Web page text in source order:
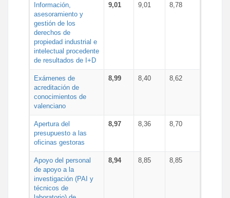
Información,
asesoramiento y
gestión de los
derechos de
propiedad industrial e
intelectual procedente
de resultados de I+D
9,01 9,01 8,78
Exámenes de
acreditación de
conocimientos de
valenciano
8,99 8,40 8,62
Apertura del
presupuesto a las
oficinas gestoras
8,97 8,36 8,70
Apoyo del personal
de apoyo a la
investigación (PAI y
técnicos de
8,94 8,85 8,85